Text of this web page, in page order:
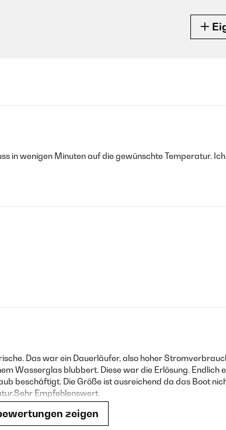
in wenigen Minuten auf die gewünschte Temperatur.
Das war ein Dauerläufer, also hoher
Wasserglas blubbert. Diese war die Erlösung. Endlich
beschäftigt. Die Größe ist ausreichend da das Boot
Empfehlenswert.
zeigen